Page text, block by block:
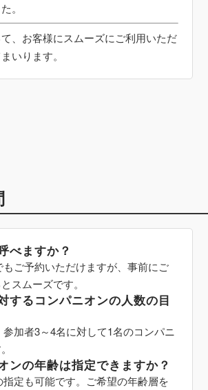
。
、お客様にスムーズにご利用いただ
いります。
べますか？
ご予約いただけますが、事前にご
スムーズです。
するコンパニオンの人数の目
加者3～4名に対して1名のコンパニ
ンの年齢は指定できますか？
定も可能です。ご希望の年齢層を